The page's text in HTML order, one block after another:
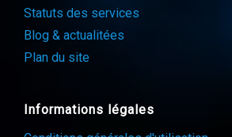
Statuts des services
Blog & actualitées
Plan du site
Informations légales